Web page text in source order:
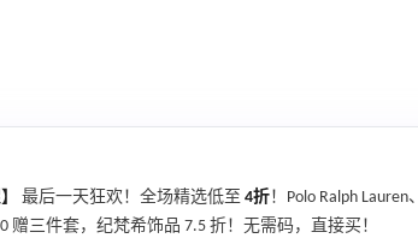
最后一天狂欢！全场精选低至 4折！Polo Ralph Lauren
赠三件套，纪梵希饰品 7.5 折！无需码，直接买！
节！选购日常保健、
享额